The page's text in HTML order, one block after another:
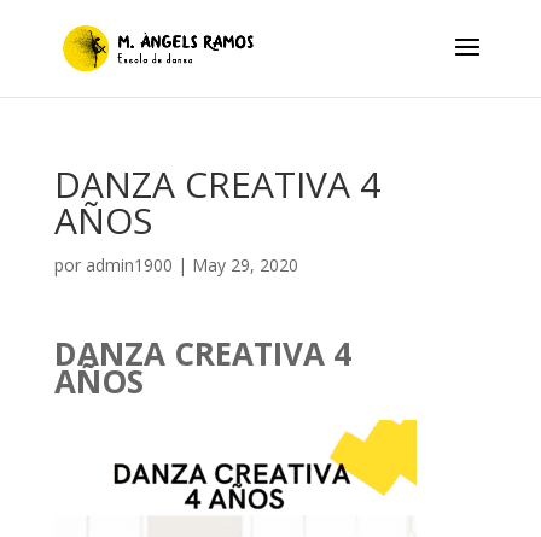
DANZA CREATIVA 4
AÑOS
por admin1900 | May 29, 2020
DANZA CREATIVA 4
AÑOS